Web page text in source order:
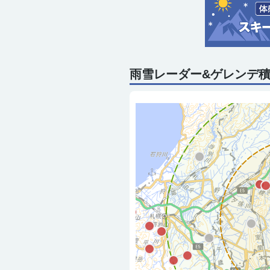
雨雪レーダー&ゲレンデ